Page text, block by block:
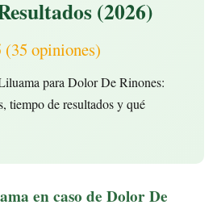
(2026)
opiniones)
para Dolor De Rinones:
tiempo de resultados y qué
en caso de Dolor De